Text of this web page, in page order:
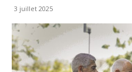
3 juillet 2025